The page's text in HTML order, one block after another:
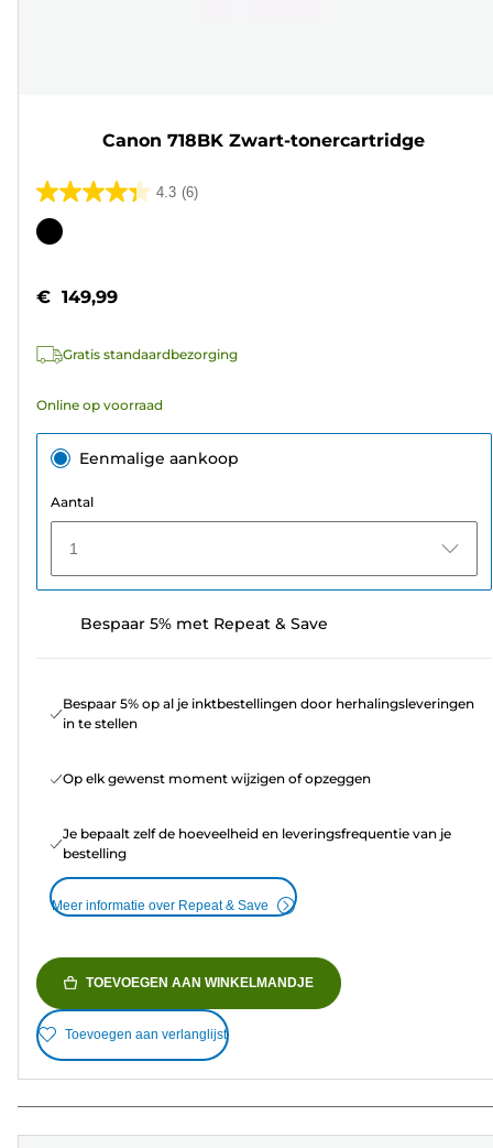
Canon 718BK Zwart-tonercartridge
4.3 (6)
4.3
van
sterren.
beoordelingen
Kleurencartridge
€ 149,99
Gratis standaardbezorging
Online op voorraad
Eenmalige aankoop
Aantal
1
Bespaar 5% met Repeat & Save
Bespaar 5% op al je inktbestellingen door herhalingsleveringen
in te stellen
Op elk gewenst moment wijzigen of opzeggen
Je bepaalt zelf de hoeveelheid en leveringsfrequentie van je
bestelling
Meer informatie over Repeat & Save
TOEVOEGEN AAN WINKELMANDJE
Toevoegen aan verlanglijst